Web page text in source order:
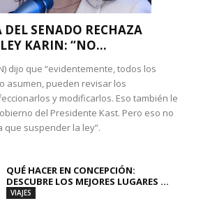
DEL SENADO RECHAZA
KARIN: “NO...
dijo que “evidentemente, todos los
asumen, pueden revisar los
y modificarlos. Eso también le
del Presidente Kast. Pero eso no
que suspender la ley”.
QUÉ HACER EN CONCEPCIÓN:
DESCUBRE LOS MEJORES LUGARES ...
VIAJES